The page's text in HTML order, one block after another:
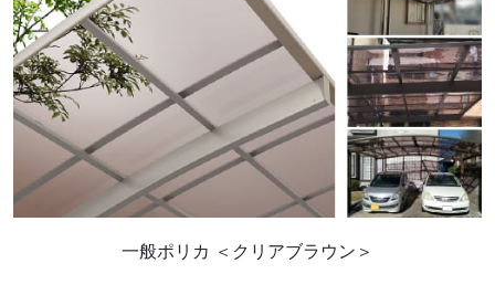
一般ポリカ ＜クリアブラウン＞